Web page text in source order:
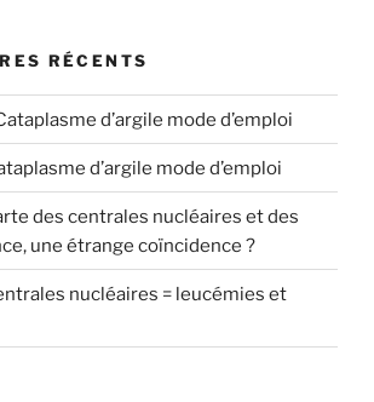
RÉCENTS
d’argile mode d’emploi
d’argile mode d’emploi
des centrales nucléaires et des
une étrange coïncidence ?
nucléaires = leucémies et